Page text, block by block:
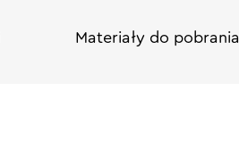
Materiały do pobrania